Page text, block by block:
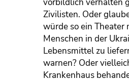
vorbildlich verhalten
Zivilisten. Oder
würde so ein Theater
Menschen in der
Lebensmittel zu
warnen? Oder
Krankenhaus